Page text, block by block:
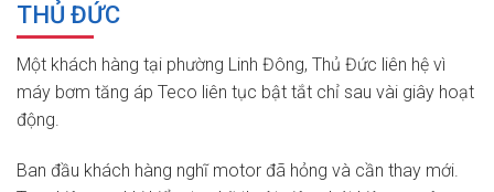
THỦ ĐỨC
Một khách hàng tại phường Linh Đông, Thủ Đức liên hệ vì
máy bơm tăng áp Teco liên tục bật tắt chỉ sau vài giây hoạt
động.
Ban đầu khách hàng nghĩ motor đã hỏng và cần thay mới.